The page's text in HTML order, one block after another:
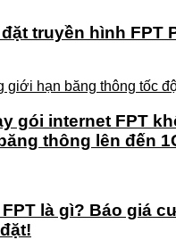
truyền hình FPT
gói internet FPT
thông lên đến
là gì? Báo giá